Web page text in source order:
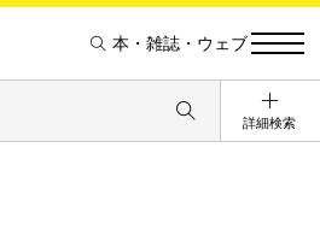
本・雑誌・ウェブ
詳細検索